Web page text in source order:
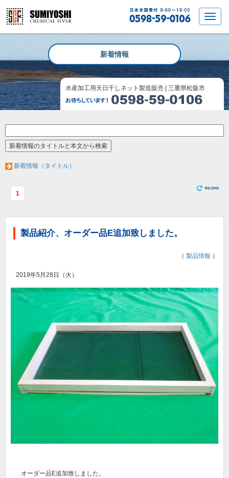
水産加工用天日干しネット製造販売 | 三重県松阪市
新着情報
新着情報（タイトル）
1
製品紹介、オーダー品E追加致しました。
（ 製品情報 ）
2019年5月28日（火）
オーダー品E追加致しました。